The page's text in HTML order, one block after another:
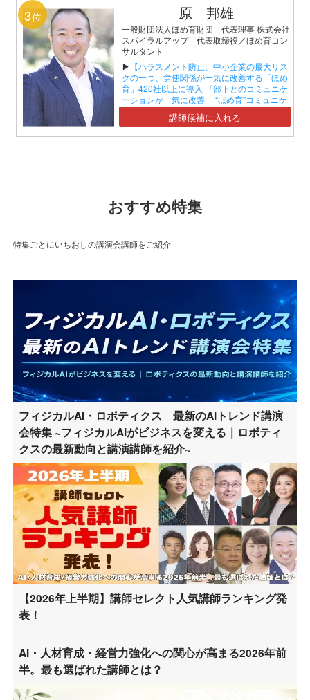
3位 原 邦雄
一般財団法人ほめ育財団 代表理事 株式会社
スパイラルアップ 代表取締役／ほめ育コン
サルタント
▶ 【ハラスメント防止、中小企業の最大リス
クの一つ、労使関係が一気に改善する「ほめ
育」420社以上に導入 『部下とのコミュニケ
ーションが一気に改善 “ほめ育”コミュニケ
ーションセミナー』】講師候補に入れる
おすすめ特集
特集ごとにいちおしの講演会講師をご紹介
フィジカルAI・ロボティクス 最新のAIトレンド講演
会特集 ~フィジカルAIがビジネスを変える｜ロボティ
クスの最新動向と講演講師を紹介~
【2026年上半期】講師セレクト人気講師ランキング発
表！
AI・人材育成・経営力強化への関心が高まる2026年前
半。最も選ばれた講師とは？